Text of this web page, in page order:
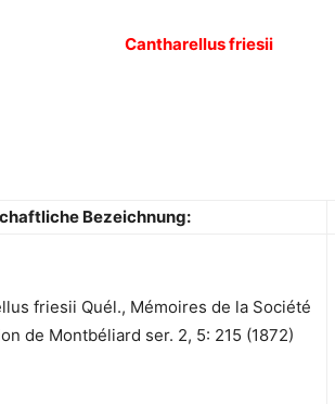
Cantharellus friesii
Bezeichnung:
friesii Quél., Mémoires de la Société
de Montbéliard ser. 2, 5: 215 (1872)